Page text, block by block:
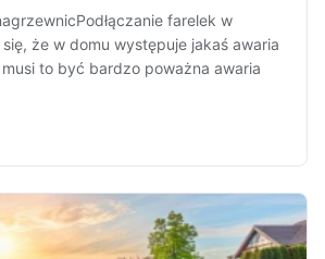
farelek w
że w domu występuje jakaś awaria
to być bardzo poważna awaria